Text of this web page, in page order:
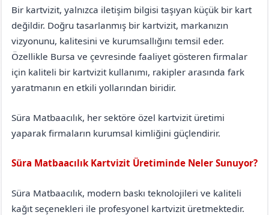
Bir kartvizit, yalnızca iletişim bilgisi taşıyan küçük bir kart
değildir. Doğru tasarlanmış bir kartvizit, markanızın
vizyonunu, kalitesini ve kurumsallığını temsil eder.
Özellikle Bursa ve çevresinde faaliyet gösteren firmalar
için kaliteli bir kartvizit kullanımı, rakipler arasında fark
yaratmanın en etkili yollarından biridir.
Süra Matbaacılık, her sektöre özel kartvizit üretimi
yaparak firmaların kurumsal kimliğini güçlendirir.
Süra Matbaacılık Kartvizit Üretiminde Neler Sunuyor?
Süra Matbaacılık, modern baskı teknolojileri ve kaliteli
kağıt seçenekleri ile profesyonel kartvizit üretmektedir.